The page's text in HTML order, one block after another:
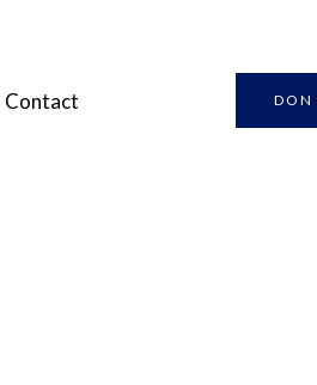
Contact DON